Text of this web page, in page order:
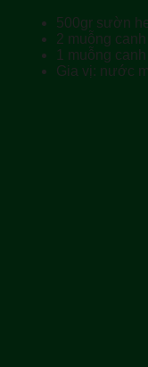
500gr sườn
2 muỗng
1 muỗng
Gia vị: nước